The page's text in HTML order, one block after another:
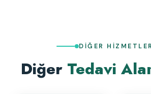
DIĞER
Diğer Tedavi